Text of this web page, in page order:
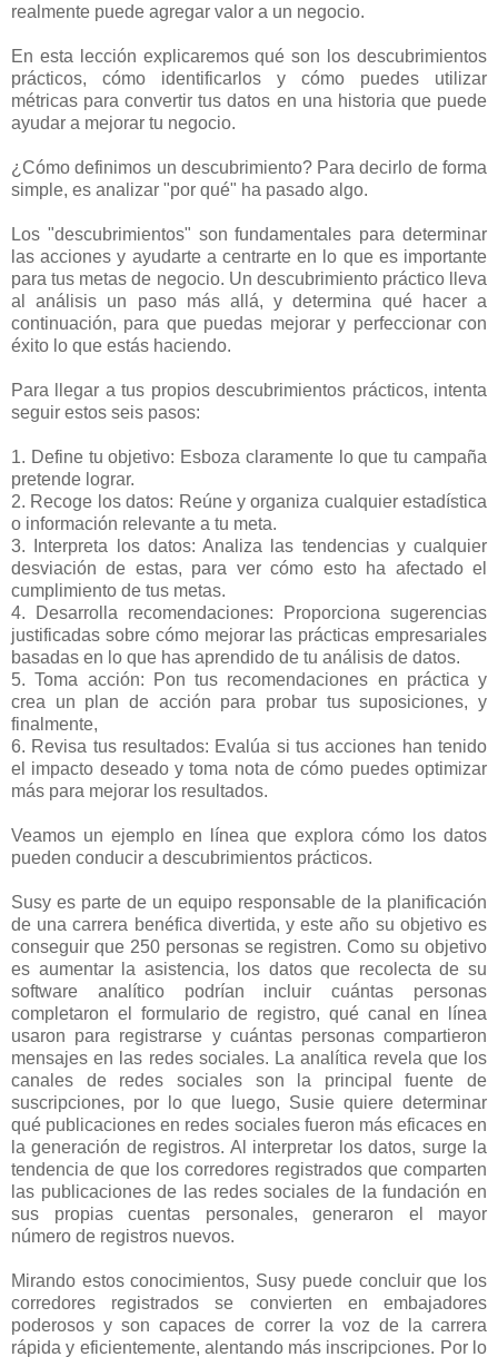
realmente puede agregar valor a un negocio.
En esta lección explicaremos qué son los descubrimientos
prácticos, cómo identificarlos y cómo puedes utilizar
métricas para convertir tus datos en una historia que puede
ayudar a mejorar tu negocio.
¿Cómo definimos un descubrimiento? Para decirlo de forma
simple, es analizar "por qué" ha pasado algo.
Los "descubrimientos" son fundamentales para determinar
las acciones y ayudarte a centrarte en lo que es importante
para tus metas de negocio. Un descubrimiento práctico lleva
al análisis un paso más allá, y determina qué hacer a
continuación, para que puedas mejorar y perfeccionar con
éxito lo que estás haciendo.
Para llegar a tus propios descubrimientos prácticos, intenta
seguir estos seis pasos:
1. Define tu objetivo: Esboza claramente lo que tu campaña
pretende lograr.
2. Recoge los datos: Reúne y organiza cualquier estadística
o información relevante a tu meta.
3. Interpreta los datos: Analiza las tendencias y cualquier
desviación de estas, para ver cómo esto ha afectado el
cumplimiento de tus metas.
4. Desarrolla recomendaciones: Proporciona sugerencias
justificadas sobre cómo mejorar las prácticas empresariales
basadas en lo que has aprendido de tu análisis de datos.
5. Toma acción: Pon tus recomendaciones en práctica y
crea un plan de acción para probar tus suposiciones, y
finalmente,
6. Revisa tus resultados: Evalúa si tus acciones han tenido
el impacto deseado y toma nota de cómo puedes optimizar
más para mejorar los resultados.
Veamos un ejemplo en línea que explora cómo los datos
pueden conducir a descubrimientos prácticos.
Susy es parte de un equipo responsable de la planificación
de una carrera benéfica divertida, y este año su objetivo es
conseguir que 250 personas se registren. Como su objetivo
es aumentar la asistencia, los datos que recolecta de su
software analítico podrían incluir cuántas personas
completaron el formulario de registro, qué canal en línea
usaron para registrarse y cuántas personas compartieron
mensajes en las redes sociales. La analítica revela que los
canales de redes sociales son la principal fuente de
suscripciones, por lo que luego, Susie quiere determinar
qué publicaciones en redes sociales fueron más eficaces en
la generación de registros. Al interpretar los datos, surge la
tendencia de que los corredores registrados que comparten
las publicaciones de las redes sociales de la fundación en
sus propias cuentas personales, generaron el mayor
número de registros nuevos.
Mirando estos conocimientos, Susy puede concluir que los
corredores registrados se convierten en embajadores
poderosos y son capaces de correr la voz de la carrera
rápida y eficientemente, alentando más inscripciones. Por lo